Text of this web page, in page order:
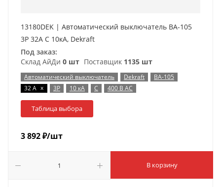
13180DEK | Автоматический выключатель ВА-105
3P 32А C 10кА, Dekraft
Под заказ:
Склад АйДи 0 шт Поставщик 1135 шт
Автоматический выключатель Dekraft
ВА-105
32 А x 3P 10 кА C 400 В AC
Таблица выбора
3 892₽/шт
В корзину